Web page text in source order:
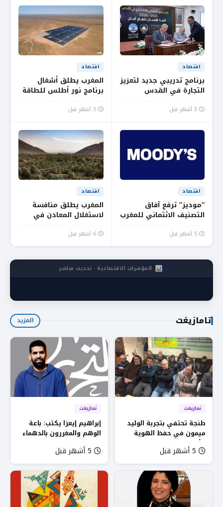
اقتصاد
برنامج تدريبي جديد لتعزيز
التجارة في القدس
اقتصاد
المغرب يطلق أشغال
برنامج نور أطلس للطاقة
ميغاواط
اقتصاد
“موديز” ترفع آفاق
التصنيف الائتماني للمغرب
اقتصاد
المغرب يطلق منافسة
لاستغلال المعادن في
مستدامة
المؤشرات الاقتصادية · تحديث مباشر
تامازيغت المزيد
تمازيغت
طنجة تحتفي بتجربة الوليد
ميمون في حفظ الهوية
الأمازيغية خلال ندوة فكرية
تمازيغت
إبراهيم إيعزا يكتب: باعة
الوهم والمغررون بالدهماء